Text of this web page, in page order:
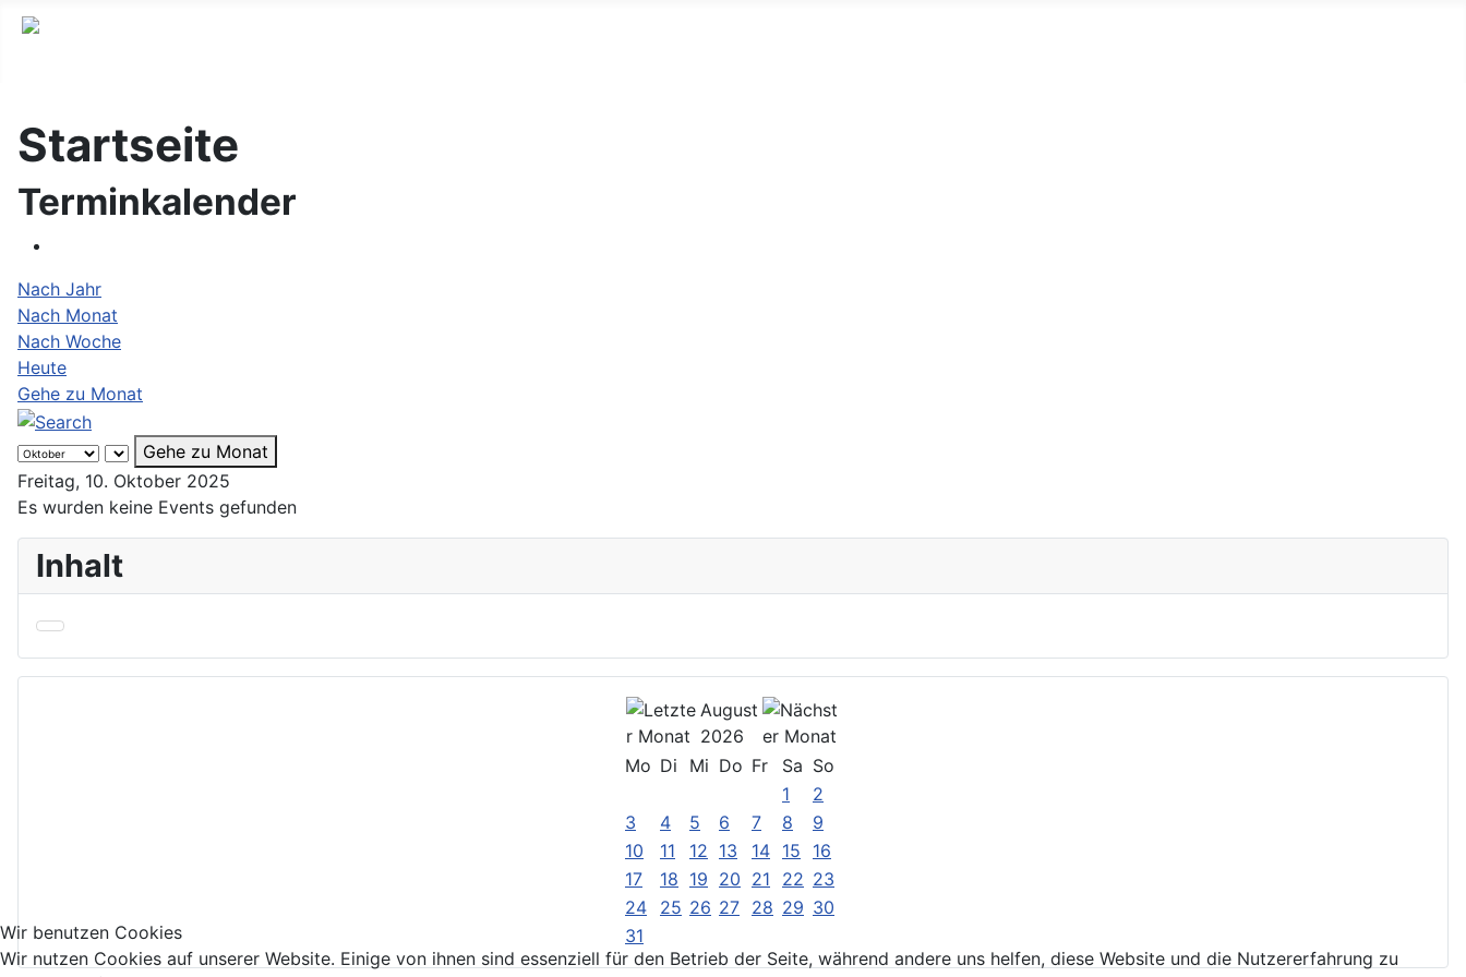
Startseite
Terminkalender
Nach Jahr
Nach Monat
Nach Woche
Heute
Gehe zu Monat
Gehe zu Monat
Freitag, 10. Oktober 2025
Es wurden keine Events gefunden
Inhalt
August
2026
Mo Di Mi Do Fr Sa So
1
2
3
4 5 6 7 8
9
10
11 12 13 14 15
16
17
18 19 20 21 22 23
24
25 26 27 28 29 30
31
Wir benutzen Cookies
Wir nutzen Cookies auf unserer Website. Einige von ihnen sind essenziell für den Betrieb der Seite, während andere uns helfen, diese Website und die Nutzererfahrung zu